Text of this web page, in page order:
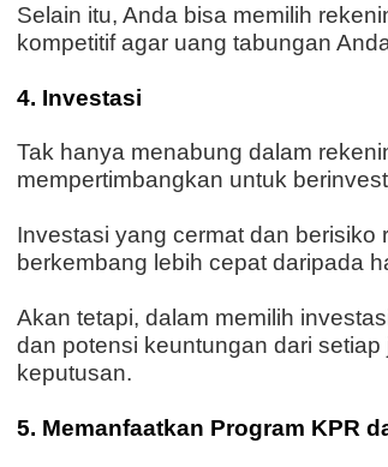
Selain itu, Anda bisa memilih
kompetitif agar uang tabungan
4. Investasi
Tak hanya menabung dalam
mempertimbangkan untuk
Investasi yang cermat dan
berkembang lebih cepat daripada
Akan tetapi, dalam memilih
dan potensi keuntungan dari
keputusan.
5. Memanfaatkan Program KPR